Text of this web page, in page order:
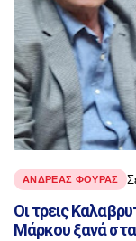
ΑΝΔΡΕΑΣ ΦΟΥΡΑΣ
Οι τρεις
Μάρκου ξανά